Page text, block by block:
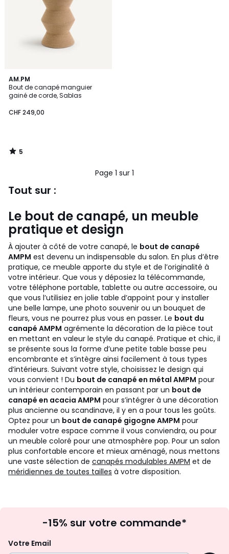
AM.PM
Bout de canapé manguier
gainé de corde, Sablas
CHF 249,00
5
/
5
5
/
Page 1 sur 1
Tout sur :
Le bout de canapé, un meuble
pratique et design
À ajouter à côté de votre canapé, le bout de canapé
AMPM est devenu un indispensable du salon. En plus d’être
pratique, ce meuble apporte du style et de l’originalité à
votre intérieur. Que vous y déposiez la télécommande,
votre téléphone portable, tablette ou autre accessoire, ou
que vous l’utilisiez en jolie table d’appoint pour y installer
une belle lampe, une photo souvenir ou un bouquet de
fleurs, vous ne pourrez plus vous en passer. Le bout du
canapé AMPM agrémente la décoration de la pièce tout
en mettant en valeur le style du canapé. Pratique et chic, il
se présente sous la forme d’une petite table basse peu
encombrante et s’intègre ainsi facilement à tous types
d’intérieurs. Suivant votre style, choisissez le design qui
vous convient ! Du bout de canapé en métal AMPM pour
un intérieur contemporain en passant par un bout de
canapé en acacia AMPM pour s’intégrer à une décoration
plus ancienne ou scandinave, il y en a pour tous les goûts.
Optez pour un bout de canapé gigogne AMPM pour
moduler votre espace comme il vous conviendra, ou pour
un meuble coloré pour une atmosphère pop. Pour un salon
plus confortable encore et mieux aménagé, nous mettons
une vaste sélection de canapés modulables AMPM et de
méridiennes de toutes tailles à votre disposition.
à
-15% sur votre commande*
Votre Email